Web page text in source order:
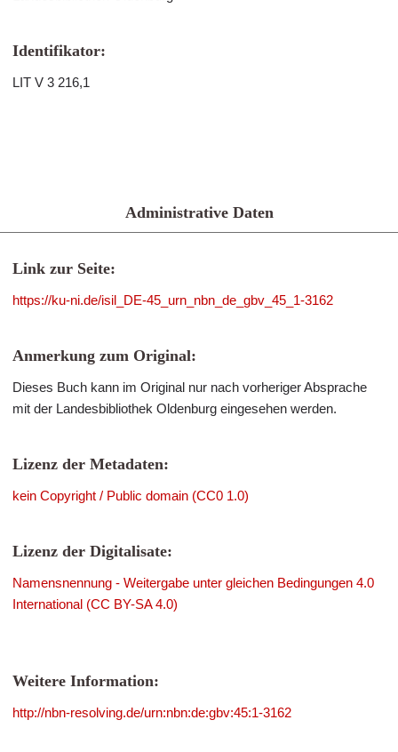
Identifikator:
LIT V 3 216,1
Administrative Daten
Link zur Seite:
https://ku-ni.de/isil_DE-45_urn_nbn_de_gbv_45_1-3162
Anmerkung zum Original:
Dieses Buch kann im Original nur nach vorheriger Absprache
mit der Landesbibliothek Oldenburg eingesehen werden.
Lizenz der Metadaten:
kein Copyright / Public domain (CC0 1.0)
Lizenz der Digitalisate:
Namensnennung - Weitergabe unter gleichen Bedingungen 4.0
International (CC BY-SA 4.0)
Weitere Information:
http://nbn-resolving.de/urn:nbn:de:gbv:45:1-3162